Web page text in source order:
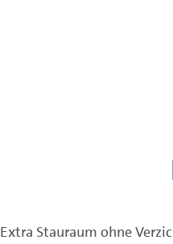
Extra Stauraum ohne